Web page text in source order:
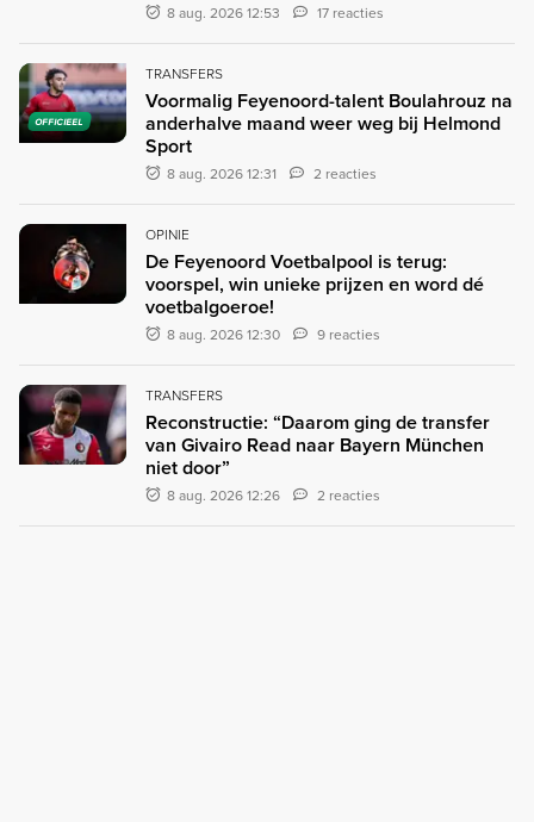
8 aug. 2026 12:53 17 reacties
OFFICIEEL
TRANSFERS
Voormalig Feyenoord-talent Boulahrouz na
anderhalve maand weer weg bij Helmond
Sport
8 aug. 2026 12:31 2 reacties
OPINIE
De Feyenoord Voetbalpool is terug:
voorspel, win unieke prijzen en word dé
voetbalgoeroe!
8 aug. 2026 12:30 9 reacties
TRANSFERS
Reconstructie: “Daarom ging de transfer
van Givairo Read naar Bayern München
niet door”
8 aug. 2026 12:26 2 reacties